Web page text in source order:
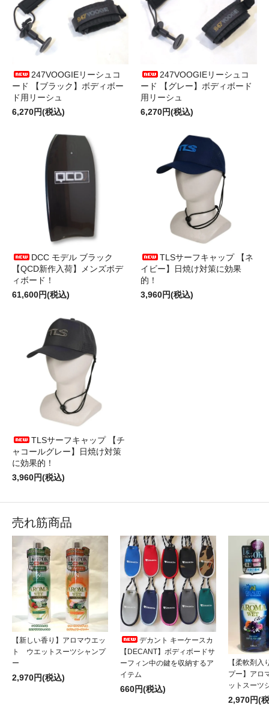
247VOOGIEリーシュコ
ード 【ブラック】ボディボー
ド用リーシュ
6,270円(税込)
247VOOGIEリーシュコ
ード 【グレー】ボディボード
用リーシュ
6,270円(税込)
DCC モデル ブラック
【QCD新作入荷】メンズボデ
ィボード！
61,600円(税込)
TLSサーフキャップ 【ネ
イビー】日焼け対策に効果
的！
3,960円(税込)
TLSサーフキャップ 【チ
ャコールグレー】日焼け対策
に効果的！
3,960円(税込)
売れ筋商品
【新しい香り】アロマウエッ
ト ウエットスーツシャンプ
ー
2,970円(税込)
デカント キーケースカ
【DECANT】ボディボードサ
ーフィン中の鍵を収納するア
イテム
660円(税込)
【柔軟剤入
プー】アロ
ットスーツ
2,970円(